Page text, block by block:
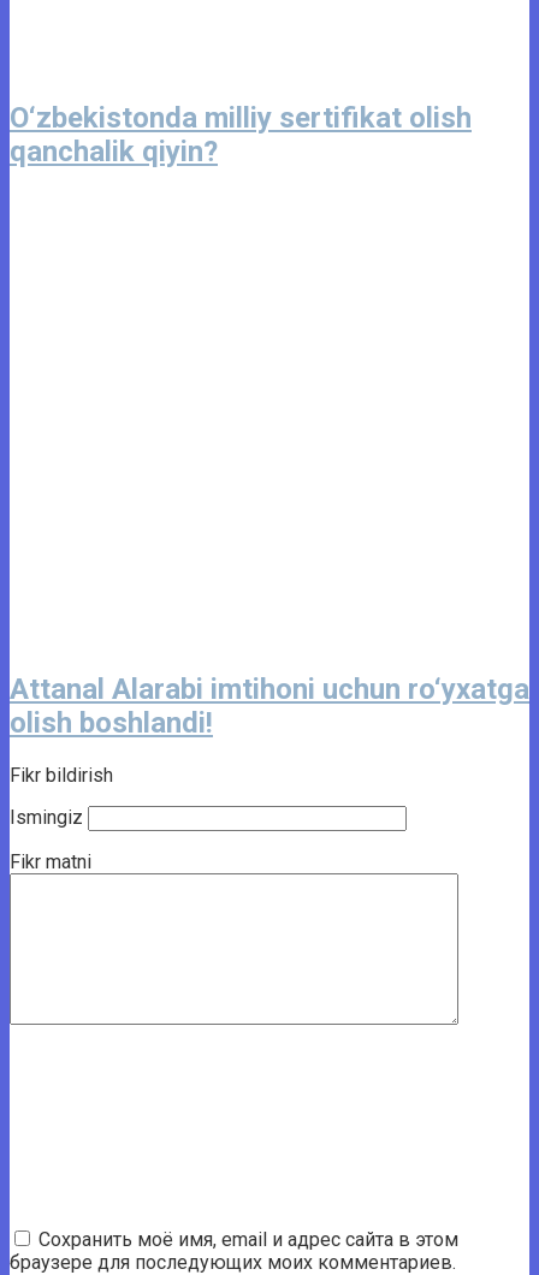
O‘zbekistonda milliy sertifikat olish
qanchalik qiyin?
Attanal Alarabi imtihoni uchun ro‘yxatga
olish boshlandi!
Fikr bildirish
Ismingiz
Fikr matni
Сохранить моё имя, email и адрес сайта в этом
браузере для последующих моих комментариев.